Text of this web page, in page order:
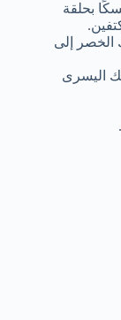
بحلقة
الخصر إلى
اليسرى